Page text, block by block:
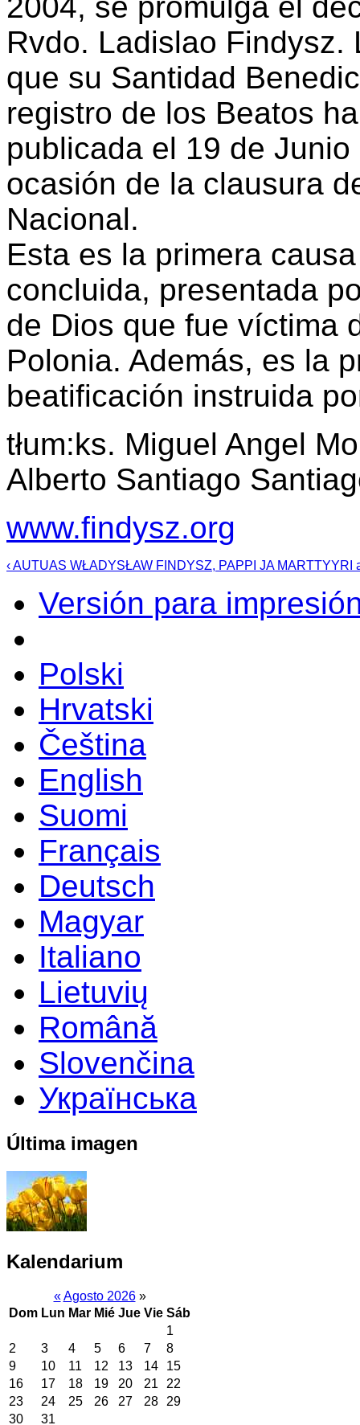
Rvdo. Ladislao Findysz.
que su Santidad
registro de los Beatos
publicada el 19 de
ocasión de la clausura
Nacional.
Esta es la primera
concluida, presentada
de Dios que fue víctima
Polonia. Además, es la
beatificación instruida
tłum:ks. Miguel Angel
Alberto Santiago
www.findysz.org
‹ AUTUAS WŁADYSŁAW FINDYSZ, PAPPI JA MARTTYYRI
Versión para
Polski
Hrvatski
Čeština
English
Suomi
Français
Deutsch
Magyar
Italiano
Lietuvių
Română
Slovenčina
Українська
Última imagen
Kalendarium
« Agosto 2026 »
Dom Lun Mar Mié Jue Vie Sáb
1
2
3 4 5 6 7
8
9
10 11 12 13 14
15
16
17 18 19 20 21
22
23
24 25 26 27 28
29
30
31